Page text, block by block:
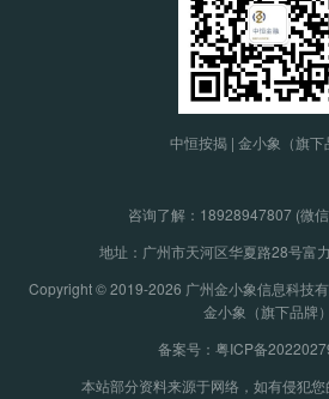
中恒按揭 | 金小象（旗下
咨询了解： 18928947807 (微
地址：广州市天河区华夏路28号富
Copyright © 2019-2026 广州金小象信息科技
金小象（旗下品牌）
备案号：粤ICP备
本站部分资料来源于网络，如有侵犯您